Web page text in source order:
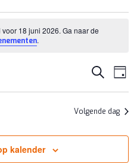
18 juni 2026. Ga naar de
.
EN
Zoeken
Dag
Volgende dag
kalender